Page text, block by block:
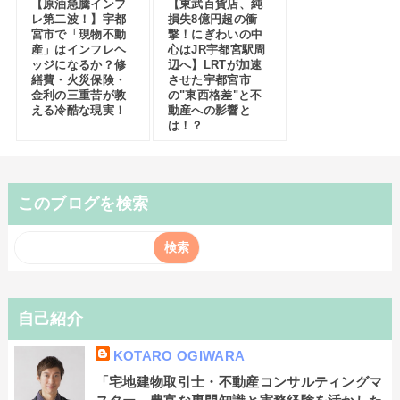
【原油急騰インフ
レ第二波！】宇都
宮市で「現物不動
産」はインフレヘ
ッジになるか？修
繕費・火災保険・
金利の三重苦が教
える冷酷な現実！
【東武百貨店、純
損失8億円超の衝
撃！にぎわいの中
心はJR宇都宮駅周
辺へ】LRTが加速
させた宇都宮市
の"東西格差"と不
動産への影響と
は！？
このブログを検索
自己紹介
KOTARO OGIWARA
「宅地建物取引士・不動産コンサルティングマ